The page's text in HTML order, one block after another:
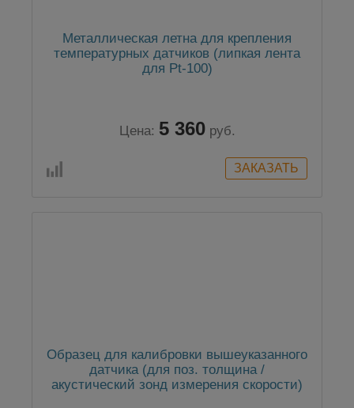
Металлическая летна для крепления
температурных датчиков (липкая лента
для Pt-100)
Цена: 5 360 руб.
Образец для калибровки вышеуказанного
датчика (для поз. толщина /
акустический зонд измерения скорости)